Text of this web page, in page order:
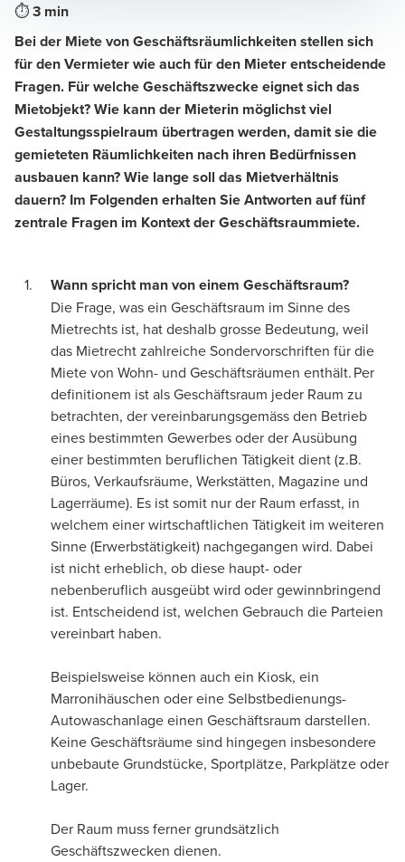
⏱3 min
Bei der Miete von Geschäftsräumlichkeiten stellen sich
für den Vermieter wie auch für den Mieter entscheidende
Fragen. Für welche Geschäftszwecke eignet sich das
Mietobjekt? Wie kann der Mieterin möglichst viel
Gestaltungsspielraum übertragen werden, damit sie die
gemieteten Räumlichkeiten nach ihren Bedürfnissen
ausbauen kann? Wie lange soll das Mietverhältnis
dauern? Im Folgenden erhalten Sie Antworten auf fünf
zentrale Fragen im Kontext der Geschäftsraummiete.
Wann spricht man von einem Geschäftsraum?
Die Frage, was ein Geschäftsraum im Sinne des
Mietrechts ist, hat deshalb grosse Bedeutung, weil
das Mietrecht zahlreiche Sondervorschriften für die
Miete von Wohn- und Geschäftsräumen enthält. Per
definitionem ist als Geschäftsraum jeder Raum zu
betrachten, der vereinbarungsgemäss den Betrieb
eines bestimmten Gewerbes oder der Ausübung
einer bestimmten beruflichen Tätigkeit dient (z.B.
Büros, Verkaufsräume, Werkstätten, Magazine und
Lagerräume). Es ist somit nur der Raum erfasst, in
welchem einer wirtschaftlichen Tätigkeit im weiteren
Sinne (Erwerbstätigkeit) nachgegangen wird. Dabei
ist nicht erheblich, ob diese haupt- oder
nebenberuflich ausgeübt wird oder gewinnbringend
ist. Entscheidend ist, welchen Gebrauch die Parteien
vereinbart haben.
Beispielsweise können auch ein Kiosk, ein
Marronihäuschen oder eine Selbstbedienungs-
Autowaschanlage einen Geschäftsraum darstellen.
Keine Geschäftsräume sind hingegen insbesondere
unbebaute Grundstücke, Sportplätze, Parkplätze oder
Lager.
Der Raum muss ferner grundsätzlich
Geschäftszwecken dienen.
Christa Kalbermatten
Rechtsanwältin, CAS Arbeitsrecht UZH, Leiterin
Fachgruppe Arbeitsrecht und Mietrecht, Luzern